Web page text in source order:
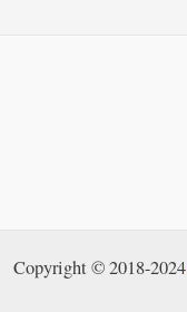
Copyright © 2018-2024